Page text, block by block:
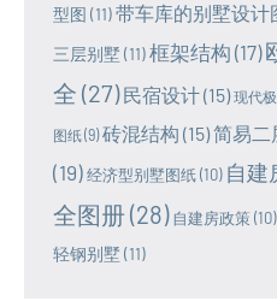
型图 (11)带车库的别墅设计
三层别墅 (11)框架结构 (17)
全 (27) 民宿设计(15) 现代
图纸(9) 砖混结构 (15)简易二
(19)经济型别墅图纸(10) 自建
全图册 (28) 自建房政策(10)
轻钢别墅 (11)